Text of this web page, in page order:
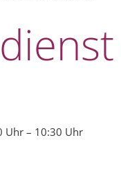
Uhr– 10:30 Uhr